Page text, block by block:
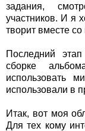
задания,
участников. И я
творит вместе
Последний
сборке
использовать
использовали в
Итак, вот моя
Для тех кому